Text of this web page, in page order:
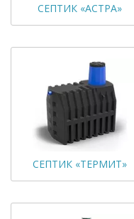
СЕПТИК «АСТРА»
СЕПТИК «ТЕРМИТ»